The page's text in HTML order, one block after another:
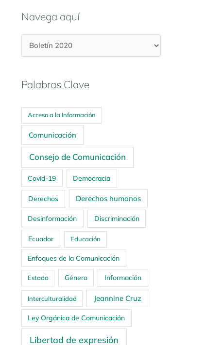
Navega aquí
Palabras Clave
Acceso a la Información
Comunicación
Consejo de Comunicación
Covid-19 Democracia
Derechos Derechos humanos
Desinformación Discriminación
Ecuador Educación
Enfoques de la Comunicación
Estado Género Información
Interculturalidad Jeannine Cruz
Ley Orgánica de Comunicación
Libertad de expresión